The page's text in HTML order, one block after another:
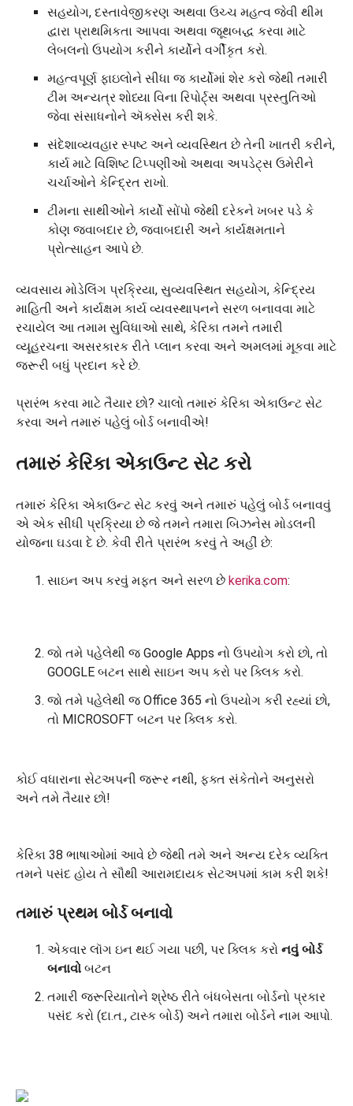
સહયોગ, દસ્તાવેજીકરણ અથવા ઉચ્ચ મહત્વ જેવી થીમ
દ્વારા પ્રાથમિકતા આપવા અથવા જૂથબદ્ધ કરવા માટે
લેબલનો ઉપયોગ કરીને કાર્યોને વર્ગીકૃત કરો.
મહત્વપૂર્ણ ફાઇલોને સીધા જ કાર્યોમાં શેર કરો જેથી તમારી
ટીમ અન્યત્ર શોધ્યા વિના રિપોર્ટ્સ અથવા પ્રસ્તુતિઓ
જેવા સંસાધનોને ઍક્સેસ કરી શકે.
સંદેશાવ્યવહાર સ્પષ્ટ અને વ્યવસ્થિત છે તેની ખાતરી કરીને,
કાર્ય માટે વિશિષ્ટ ટિપ્પણીઓ અથવા અપડેટ્સ ઉમેરીને
ચર્ચાઓને કેન્દ્રિત રાખો.
ટીમના સાથીઓને કાર્યો સોંપો જેથી દરેકને ખબર પડે કે
કોણ જવાબદાર છે, જવાબદારી અને કાર્યક્ષમતાને
પ્રોત્સાહન આપે છે.
વ્યવસાય મોડેલિંગ પ્રક્રિયા, સુવ્યવસ્થિત સહયોગ, કેન્દ્રિય
માહિતી અને કાર્યક્ષમ કાર્ય વ્યવસ્થાપનને સરળ બનાવવા માટે
રચાયેલ આ તમામ સુવિધાઓ સાથે, કેરિકા તમને તમારી
વ્યૂહરચના અસરકારક રીતે પ્લાન કરવા અને અમલમાં મૂકવા માટે
જરૂરી બધું પ્રદાન કરે છે.
પ્રારંભ કરવા માટે તૈયાર છો? ચાલો તમારું કેરિકા એકાઉન્ટ સેટ
કરવા અને તમારું પહેલું બોર્ડ બનાવીએ!
તમારું કેરિકા એકાઉન્ટ સેટ કરો
તમારું કેરિકા એકાઉન્ટ સેટ કરવું અને તમારું પહેલું બોર્ડ બનાવવું
એ એક સીધી પ્રક્રિયા છે જે તમને તમારા બિઝનેસ મોડલની
યોજના ઘડવા દે છે. કેવી રીતે પ્રારંભ કરવું તે અહીં છે:
સાઇન અપ કરવું મફત અને સરળ છે kerika.com:
જો તમે પહેલેથી જ Google Apps નો ઉપયોગ કરો છો, તો
GOOGLE બટન સાથે સાઇન અપ કરો પર ક્લિક કરો.
જો તમે પહેલેથી જ Office 365 નો ઉપયોગ કરી રહ્યાં છો,
તો MICROSOFT બટન પર ક્લિક કરો.
કોઈ વધારાના સેટઅપની જરૂર નથી, ફક્ત સંકેતોને અનુસરો
અને તમે તૈયાર છો!
કેરિકા 38 ભાષાઓમાં આવે છે જેથી તમે અને અન્ય દરેક વ્યક્તિ
તમને પસંદ હોય તે સૌથી આરામદાયક સેટઅપમાં કામ કરી શકે!
તમારું પ્રથમ બોર્ડ બનાવો
એકવાર લૉગ ઇન થઈ ગયા પછી, પર ક્લિક કરો નવું બોર્ડ
બનાવો બટન
તમારી જરૂરિયાતોને શ્રેષ્ઠ રીતે બંધબેસતા બોર્ડનો પ્રકાર
પસંદ કરો (દા.ત., ટાસ્ક બોર્ડ) અને તમારા બોર્ડને નામ આપો.